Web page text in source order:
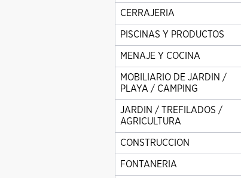
CERRAJERIA
PISCINAS Y PRODUCTOS
MENAJE Y COCINA
MOBILIARIO DE JARDIN /
PLAYA / CAMPING
JARDIN / TREFILADOS /
AGRICULTURA
CONSTRUCCION
FONTANERIA